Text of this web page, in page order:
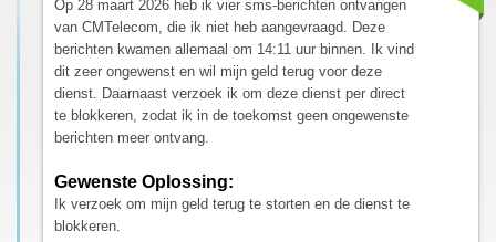
Op 28 maart 2026 heb ik vier sms-berichten ontvangen
van CMTelecom, die ik niet heb aangevraagd. Deze
berichten kwamen allemaal om 14:11 uur binnen. Ik vind
dit zeer ongewenst en wil mijn geld terug voor deze
dienst. Daarnaast verzoek ik om deze dienst per direct
te blokkeren, zodat ik in de toekomst geen ongewenste
berichten meer ontvang.
Gewenste Oplossing:
Ik verzoek om mijn geld terug te storten en de dienst te
blokkeren.